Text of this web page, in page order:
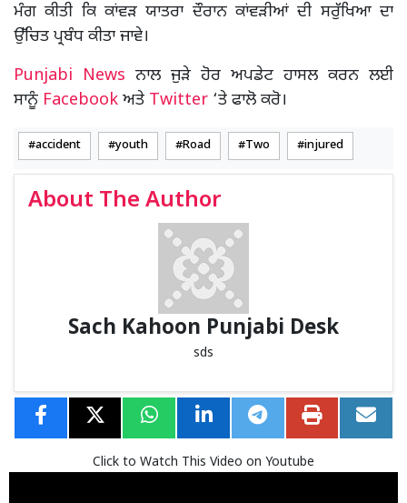
ਮੰਗ ਕੀਤੀ ਕਿ ਕਾਂਵੜ ਯਾਤਰਾ ਦੌਰਾਨ ਕਾਂਵੜੀਆਂ ਦੀ ਸਰੁੱਖਿਆ ਦਾ
ਉੱਚਿਤ ਪ੍ਰਬੰਧ ਕੀਤਾ ਜਾਵੇ।
Punjabi News ਨਾਲ ਜੁੜੇ ਹੋਰ ਅਪਡੇਟ ਹਾਸਲ ਕਰਨ ਲਈ
ਸਾਨੂੰ Facebook ਅਤੇ Twitter ‘ਤੇ ਫਾਲੋ ਕਰੋ।
accident youth Road Two injured
About The Author
Sach Kahoon Punjabi Desk
sds
Click to Watch This Video on Youtube